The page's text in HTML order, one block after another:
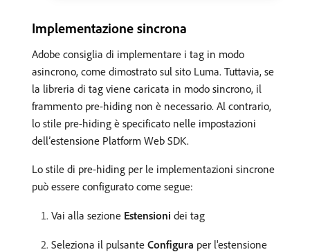
Implementazione sincrona
Adobe consiglia di implementare i tag in modo
asincrono, come dimostrato sul sito Luma. Tuttavia, se
la libreria di tag viene caricata in modo sincrono, il
frammento pre-hiding non è necessario. Al contrario,
lo stile pre-hiding è specificato nelle impostazioni
dell’estensione Platform Web SDK.
Lo stile di pre-hiding per le implementazioni sincrone
può essere configurato come segue:
Vai alla sezione Estensioni dei tag
Seleziona il pulsante Configura per l'estensione